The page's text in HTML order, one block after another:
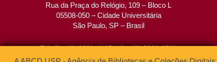
Rua da Praça do Relógio, 109 – Bloco L
05508-050 – Cidade Universitária
São Paulo, SP – Brasil
Tel: (0xx11) 3091-4195 / (0xx11) 3091-1541
Fax: (0xx11) 3091-1567